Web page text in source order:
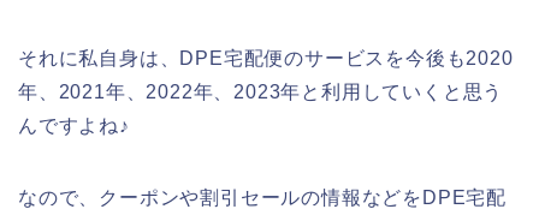
それに私自身は、DPE宅配便のサービスを今後も2020
年、2021年、2022年、2023年と利用していくと思う
んですよね♪
なので、クーポンや割引セールの情報などをDPE宅配